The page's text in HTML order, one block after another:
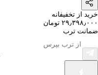
خرید از تخفیفانه
۲۹٫۳۹۸٫۰۰۰ تومان
ضمانت ترب